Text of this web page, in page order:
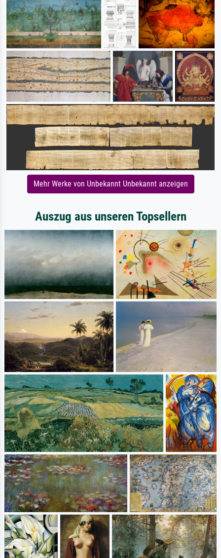
Mehr Werke von Unbekannt Unbekannt anzeigen
Auszug aus unseren Topsellern